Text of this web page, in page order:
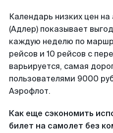
Календарь низких цен
(Адлер) показывает
каждую неделю по
рейсов и 10 рейсов с
варьируется, самая
пользователями 9000
Аэрофлот.
Как еще сэкономить
билет на самолет без